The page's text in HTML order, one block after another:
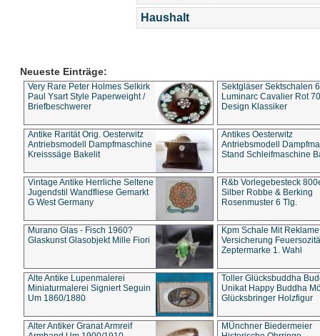
Haushalt
Neueste Einträge:
Very Rare Peter Holmes Selkirk
Paul Ysart Style Paperweight /
Briefbeschwerer
Sektgläser Sektschalen
Luminarc Cavalier Rot
Design Klassiker
Antike Rarität Orig. Oesterwitz
Antriebsmodell Dampfmaschine
Kreisssäge Bakelit
Antikes Oesterwitz
Antriebsmodell
Stand Schleifmaschine
Vintage Antike Herrliche Seltene
Jugendstil Wandfliese Gemarkt
G West Germany
R&b Vorlegebesteck
Silber Robbe & Berking
Rosenmuster 6 Tlg.
Murano Glas - Fisch 1960?
Glaskunst Glasobjekt Mille Fiori
Kpm Schale Mit Reklame
Versicherung
Zeptermarke 1. Wahl
Alte Antike Lupenmalerei
Miniaturmalerei Signiert Seguin
Um 1860/1880
Toller Glücksbuddha
Unikat Happy Buddha
Glücksbringer Holzfigur
Alter Antiker Granat Armreif
MÜnchner Biedermeier